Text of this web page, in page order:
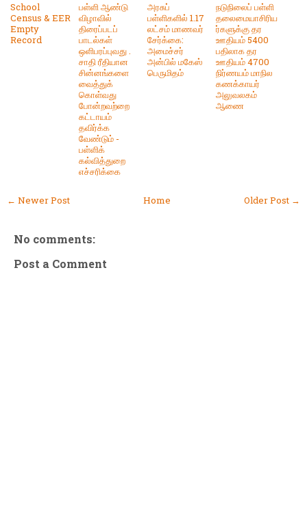
School
Census & EER
Empty
Record
பள்ளி ஆண்டு
விழாவில்
திரைப்படப்
பாடல்கள்
ஒளிபரப்புவது .
சாதி ரீதியான
சின்னங்களை
வைத்துக்
கொள்வது
போன்றவற்றை
கட்டாயம்
தவிர்க்க
வேண்டும் -
பள்ளிக்
கல்வித்துறை
எச்சரிக்கை
அரசுப்
பள்ளிகளில் 1.17
லட்சம் மாணவர்
சேர்க்கை:
அமைச்சர்
அன்பில் மகேஸ்
பெருமிதம்
நடுநிலைப் பள்ளி
தலைமையாசிரிய
ர்களுக்கு தர
ஊதியம் 5400
பதிலாக தர
ஊதியம் 4700
நிர்ணயம் மாநில
கணக்காயர்
அலுவலகம்
ஆணை
← Newer Post Older Post →
Home
No comments:
Post a Comment